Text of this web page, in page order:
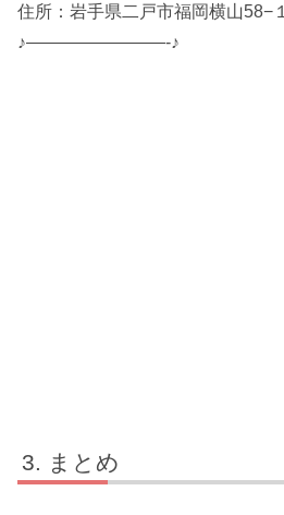
住所：岩手県二戸市福岡横山58−１
♪————————-♪
まとめ